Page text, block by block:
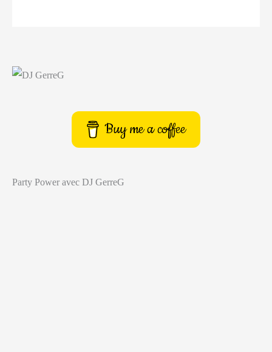
Buy me a coffee
Party Power avec DJ GerreG